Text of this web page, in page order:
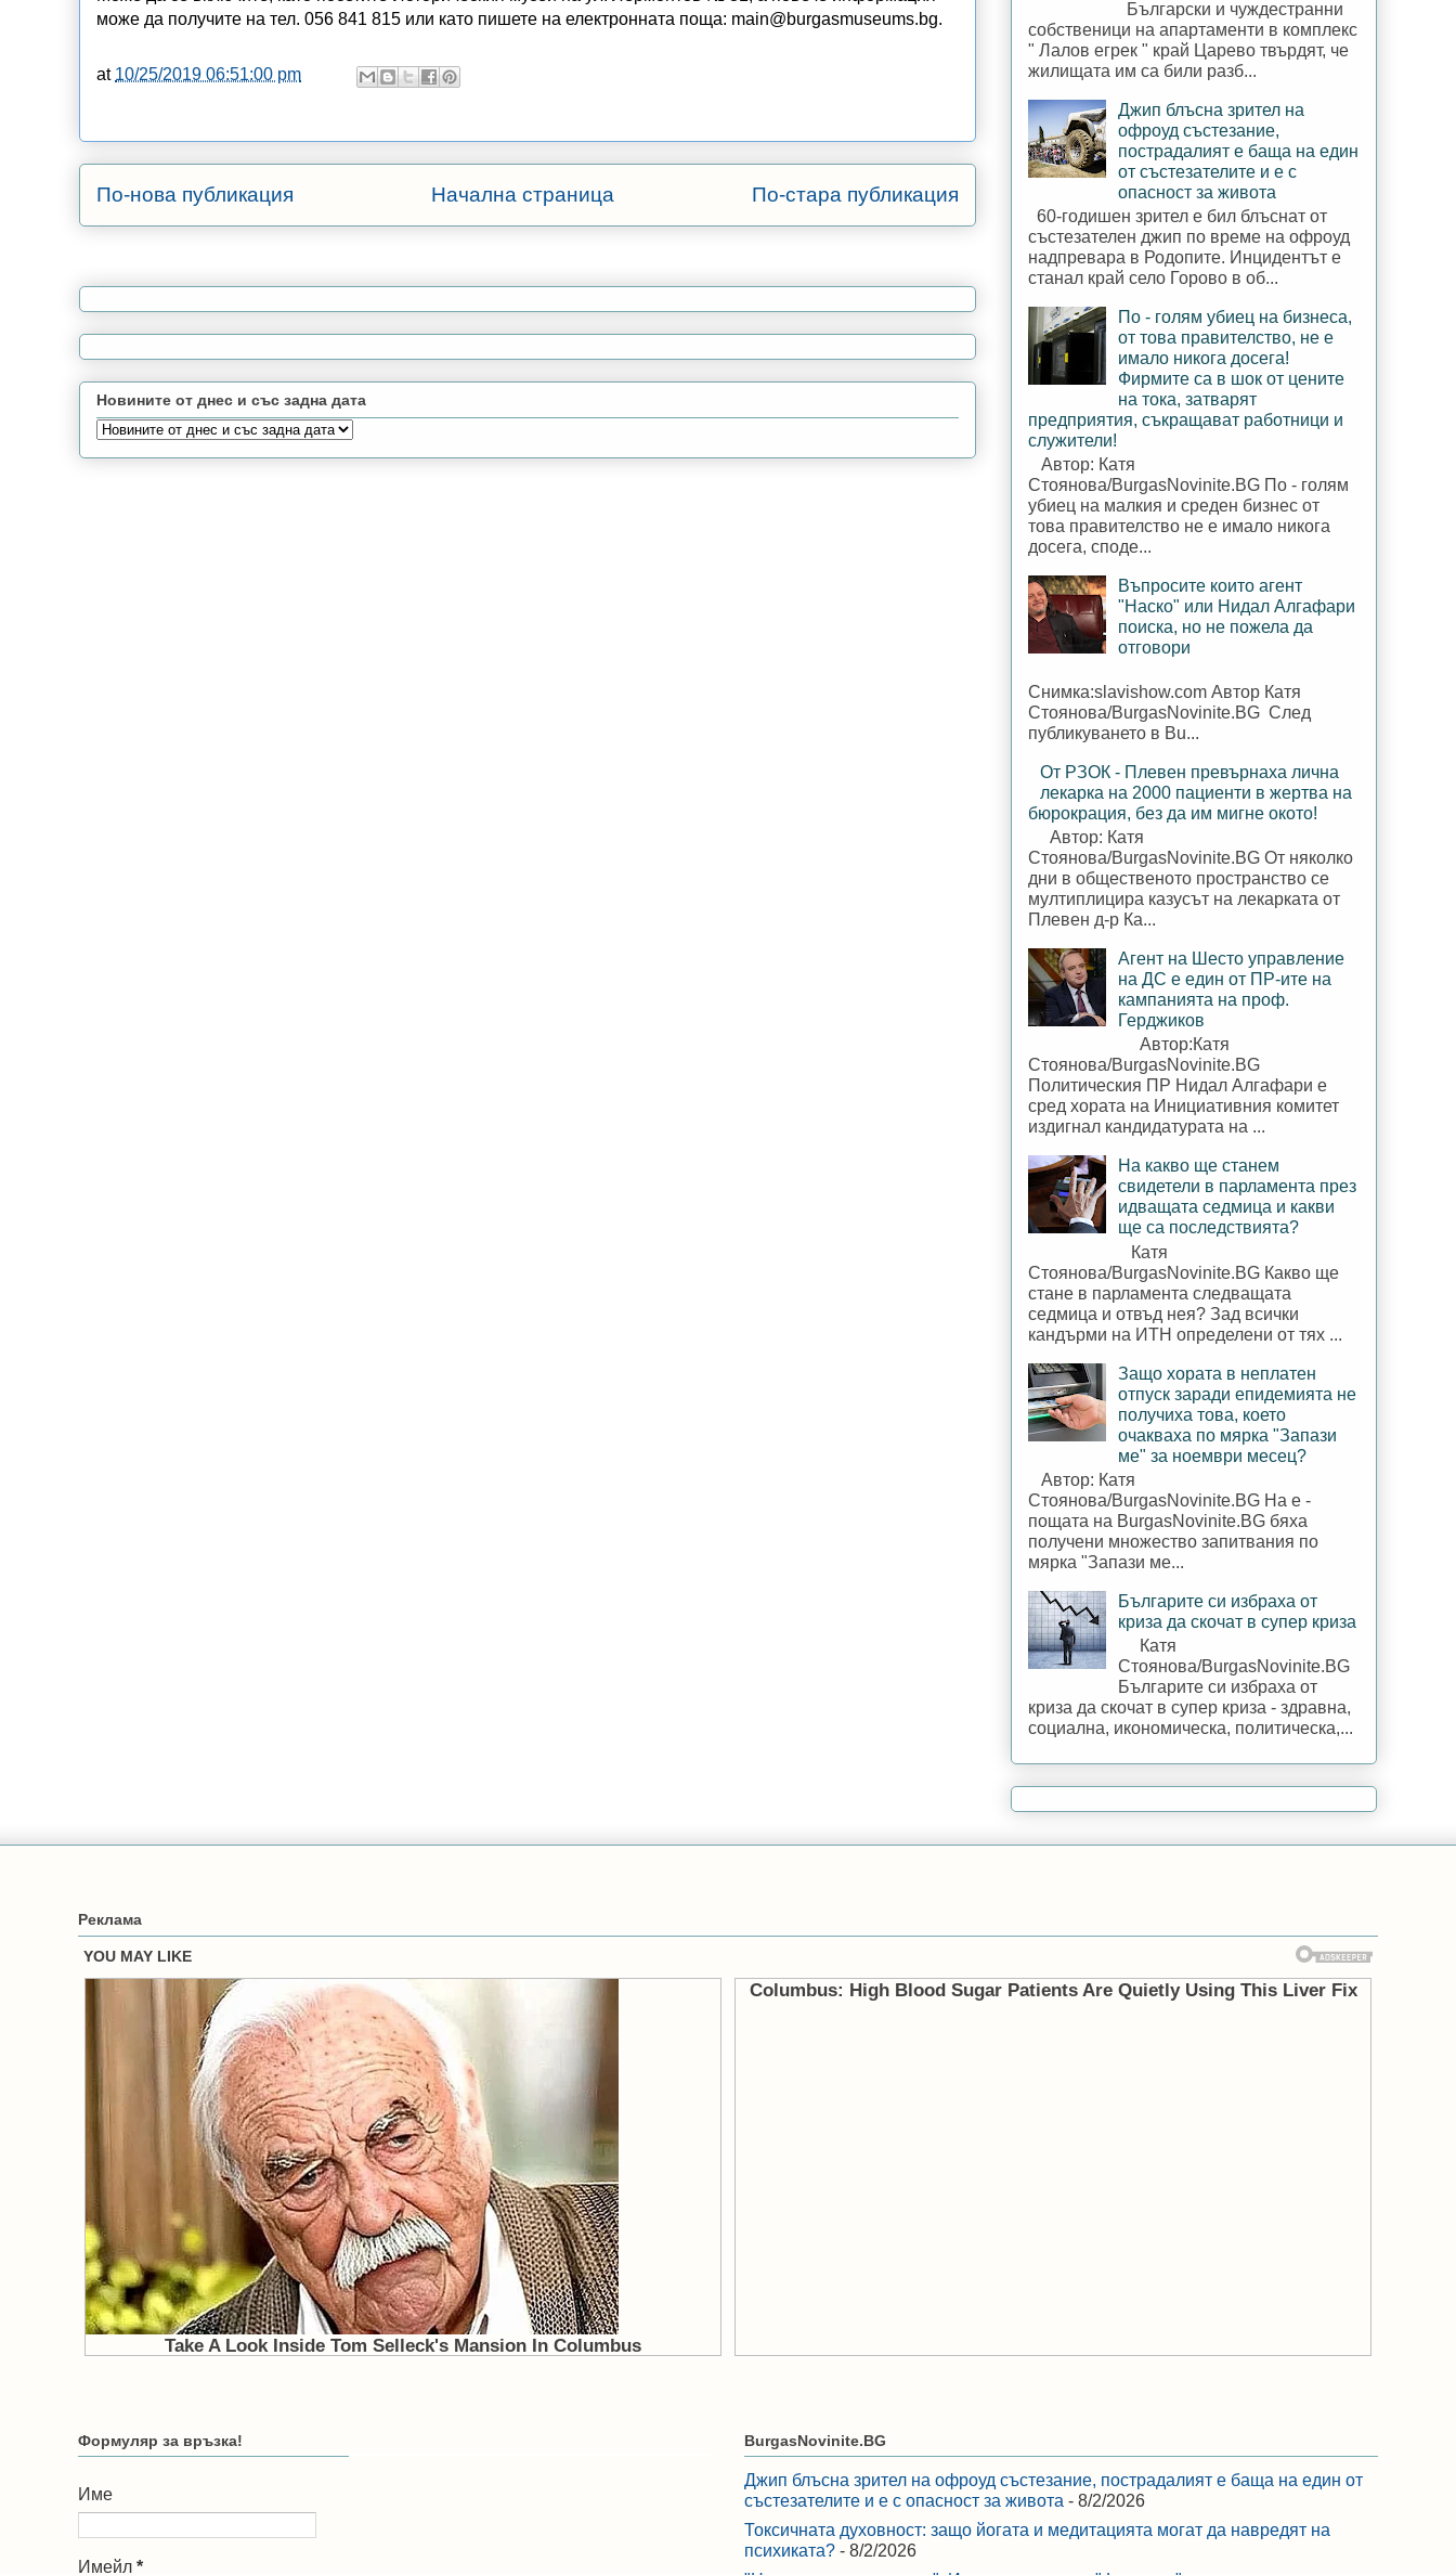
може да получите на тел. 056 841 815 или като пишете на електронната поща: main@burgasmuseums.bg.
at 10/25/2019 06:51:00 pm
По-нова публикация По-стара публикация
Начална страница
Новините от днес и със задна дата
Български и чуждестранни
собственици на апартаменти в комплекс
" Лалов егрек " край Царево твърдят, че
жилищата им са били разб...
Джип блъсна зрител на
офроуд състезание,
пострадалият е баща на един
от състезателите и е с
опасност за живота
60-годишен зрител е бил блъснат от
състезателен джип по време на офроуд
надпревара в Родопите. Инцидентът е
станал край село Горово в об...
По - голям убиец на бизнеса,
от това правителство, не е
имало никога досега!
Фирмите са в шок от цените
на тока, затварят
предприятия, съкращават работници и
служители!
Автор: Катя
Стоянова/BurgasNovinite.BG По - голям
убиец на малкия и среден бизнес от
това правителство не е имало никога
досега, споде...
Въпросите които агент
"Наско" или Нидал Алгафари
поиска, но не пожела да
отговори
Снимка:slavishow.com Автор Катя
Стоянова/BurgasNovinite.BG След
публикуването в Bu...
От РЗОК - Плевен превърнаха лична
лекарка на 2000 пациенти в жертва на
бюрокрация, без да им мигне окото!
Автор: Катя
Стоянова/BurgasNovinite.BG От няколко
дни в общественото пространство се
мултиплицира казусът на лекарката от
Плевен д-р Ка...
Агент на Шесто управление
на ДС е един от ПР-ите на
кампанията на проф.
Герджиков
Автор:Катя
Стоянова/BurgasNovinite.BG
Политическия ПР Нидал Алгафари е
сред хората на Инициативния комитет
издигнал кандидатурата на ...
На какво ще станем
свидетели в парламента през
идващата седмица и какви
ще са последствията?
Катя
Стоянова/BurgasNovinite.BG Какво ще
стане в парламента следващата
седмица и отвъд нея? Зад всички
кандърми на ИТН определени от тях ...
Защо хората в неплатен
отпуск заради епидемията не
получиха това, което
очакваха по мярка "Запази
ме" за ноември месец?
Автор: Катя
Стоянова/BurgasNovinite.BG На е -
пощата на BurgasNovinite.BG бяха
получени множество запитвания по
мярка "Запази ме...
Българите си избраха от
криза да скочат в супер криза
Катя
Стоянова/BurgasNovinite.BG
Българите си избраха от
криза да скочат в супер криза - здравна,
социална, икономическа, политическа,...
Реклама
Формуляр за връзка!
Име
Имейл *
BurgasNovinite.BG
Джип блъсна зрител на офроуд състезание, пострадалият е баща на един от
състезателите и е с опасност за живота - 8/2/2026
Токсичната духовност: защо йогата и медитацията могат да навредят на
психиката? - 8/2/2026